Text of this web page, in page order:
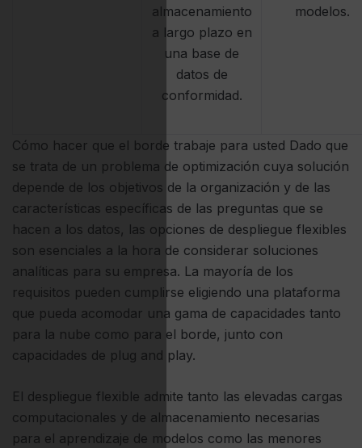
almacenamiento
a largo plazo en
una base de
datos de
conformidad.
modelos.
Cómo hacer que el borde trabaje para usted Dado que
se trata de un problema de optimización cuya solución
depende de los objetivos de la organización y de las
características específicas de las preguntas que se
hacen a los datos, las opciones de despliegue flexibles
son esenciales a la hora de considerar soluciones
analíticas para su empresa. La mayoría de los
requisitos pueden cumplirse eligiendo una plataforma
que pueda acomodar una gama de capacidades tanto
para la nube como para el borde, junto con
capacidades de plug and play.
El despliegue flexible admite tanto las elevadas cargas
computacionales y de almacenamiento necesarias
para el aprendizaje de modelos como las menores